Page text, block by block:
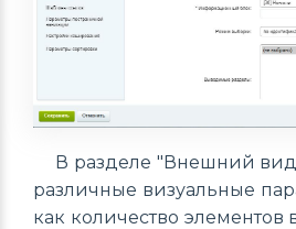
В разделе "Внешний
различные визуальные
как количество элементов